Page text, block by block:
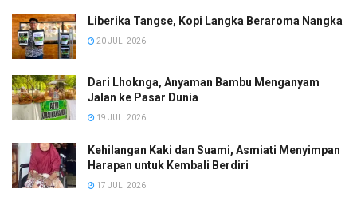
Liberika Tangse, Kopi Langka Beraroma Nangka
20 JULI 2026
Dari Lhoknga, Anyaman Bambu Menganyam
Jalan ke Pasar Dunia
19 JULI 2026
Kehilangan Kaki dan Suami, Asmiati Menyimpan
Harapan untuk Kembali Berdiri
17 JULI 2026